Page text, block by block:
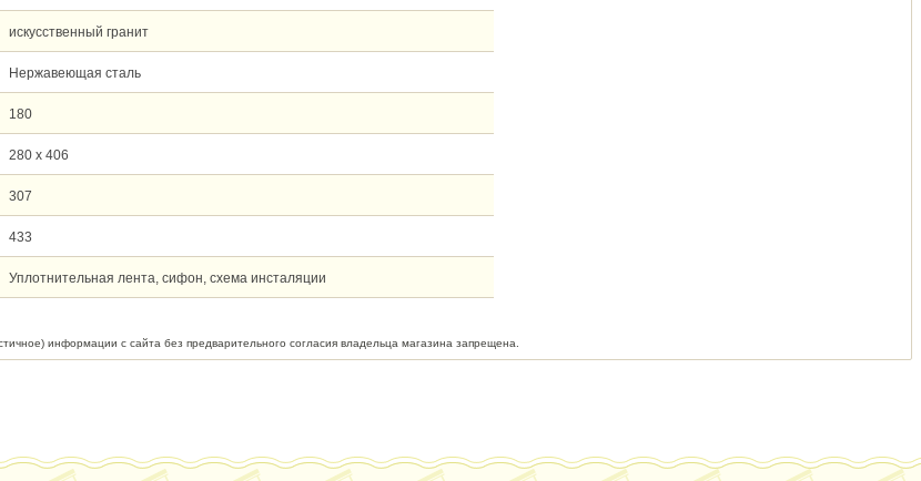
информации с сайта без предварительного согласия владельца магазина запрещена.
искусственный гранит
Нержавеющая сталь
180
280 х 406
307
433
Уплотнительная лента, сифон, схема инсталяции